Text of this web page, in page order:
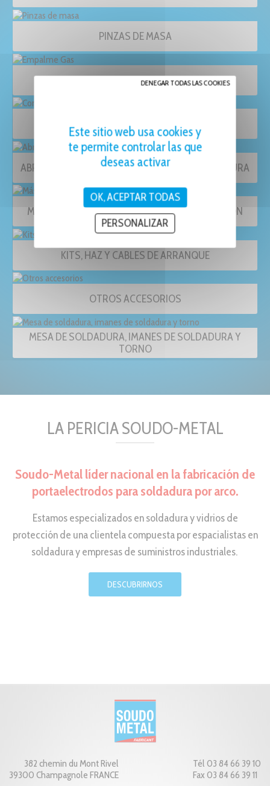
PINZAS DE MASA
EMPALME GAS
CONECTORES, EMBASES Y ADAPTADORES
ABRAZADERAS, EMPALMES Y CABLES DE SOLDADURA
MÁSCARAS, GAFAS Y PANTALLAS DE PROTECCIÓN
KITS, HAZ Y CABLES DE ARRANQUE
OTROS ACCESORIOS
MESA DE SOLDADURA, IMANES DE SOLDADURA Y
TORNO
LA PERICIA SOUDO-METAL
Soudo-Metal líder nacional en la fabricación de
portaelectrodos para soldadura por arco.
Estamos especializados en soldadura y vidrios de
protección de una clientela compuesta por espacialistas en
soldadura y empresas de suministros industriales.
DESCUBRIRNOS
382 chemin du Mont Rivel
39300 Champagnole FRANCE
Tél 03 84 66 39 10
Fax 03 84 66 39 11
Este sitio web usa cookies y
te permite controlar las que
deseas activar
OK, ACEPTAR TODAS
DENEGAR TODAS LAS COOKIES
PERSONALIZAR